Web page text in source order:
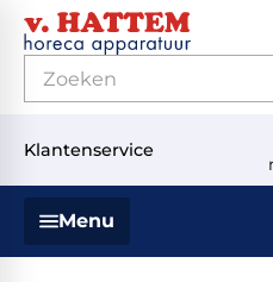
Klantenservice
Menu